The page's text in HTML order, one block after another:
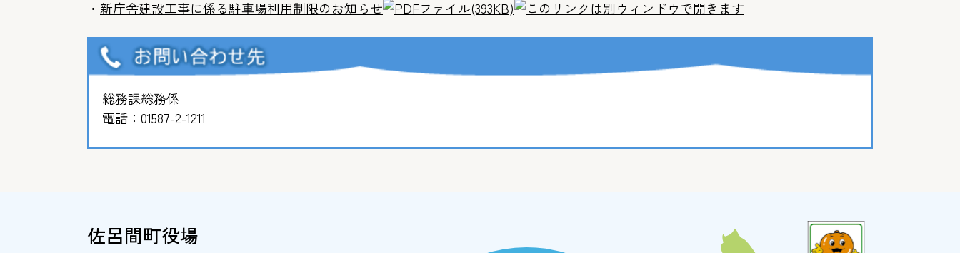
・ 新庁舎建設工事に係る駐車場利用制限のお知らせ (393KB)
総務課総務係
電話： 01587-2-1211
佐呂間町役場